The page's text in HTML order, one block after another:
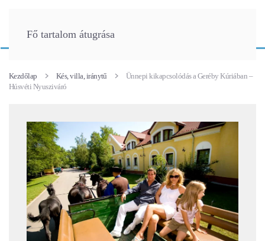
Fő tartalom átugrása
Kezdőlap Kés, villa, iránytű
Ünnepi kikapcsolódás a Geréby Kúriában –
Húsvéti Nyusziváró